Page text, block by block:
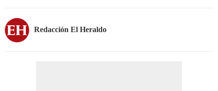
Redacción El Heraldo